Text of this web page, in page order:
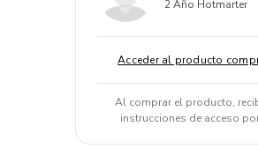
2 Año Hotmarter
Acceder al producto
Al comprar el producto,
instrucciones de acceso